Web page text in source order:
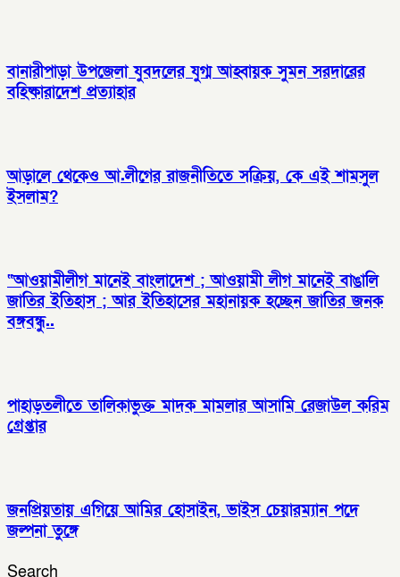
বানারীপাড়া উপজেলা যুবদলের যুগ্ম আহ্বায়ক সুমন সরদারের
বহিষ্কারাদেশ প্রত্যাহার
আড়ালে থেকেও আ.লীগের রাজনীতিতে সক্রিয়, কে এই শামসুল
ইসলাম?
“আওয়ামীলীগ মানেই বাংলাদেশ ; আওয়ামী লীগ মানেই বাঙালি
জাতির ইতিহাস ; আর ইতিহাসের মহানায়ক হচ্ছেন জাতির জনক
বঙ্গবন্ধু..
পাহাড়তলীতে তালিকাভুক্ত মাদক মামলার আসামি রেজাউল করিম
গ্রেপ্তার
জনপ্রিয়তায় এগিয়ে আমির হোসাইন, ভাইস চেয়ারম্যান পদে
জল্পনা তুঙ্গে
Search